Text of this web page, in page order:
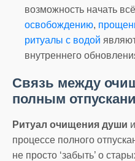
возможность начать
освобождению,
ритуалы с водой
внутреннего
Связь между
полным
Ритуал очищения души
процессе полного
не просто ‘забыть’ о